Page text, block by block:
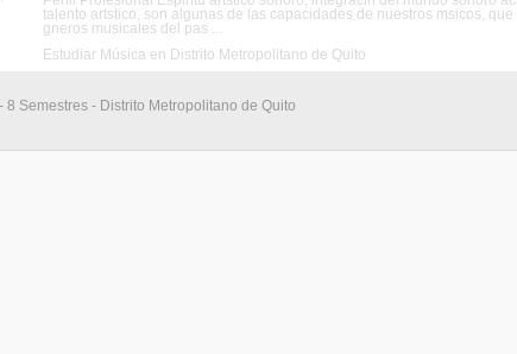
talento artstico, son algunas de las capacidades de nuestros msicos,
gneros musicales del pas ...
Estudiar Música en Distrito Metropolitano de Quito
Semestres - Distrito Metropolitano de Quito